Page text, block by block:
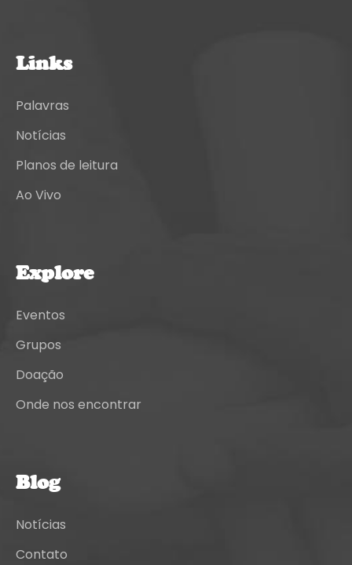
Links
Palavras
Notícias
Planos de leitura
Ao Vivo
Explore
Eventos
Grupos
Doação
Onde nos encontrar
Blog
Notícias
Contato